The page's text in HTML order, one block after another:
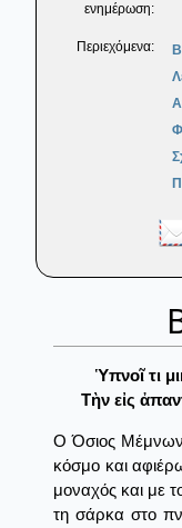
ενημέρωση:
Περιεχόμενα:
Ὑπνοῖ τι
Τὴν εἰς
Ο Όσιος Μέμνων
κόσμο και
μοναχός και με
τη σάρκα στο